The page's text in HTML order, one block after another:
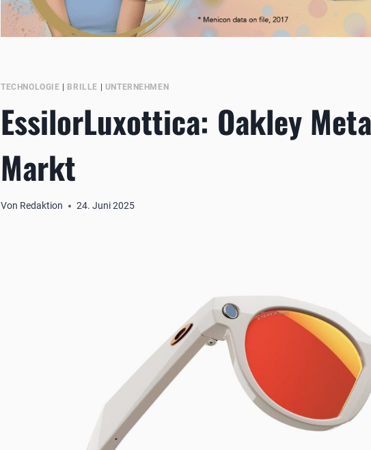
TECHNOLOGIE | BRILLE | UNTERNEHMEN
EssilorLuxottica: Oakley
Markt
Von Redaktion 24. Juni 2025